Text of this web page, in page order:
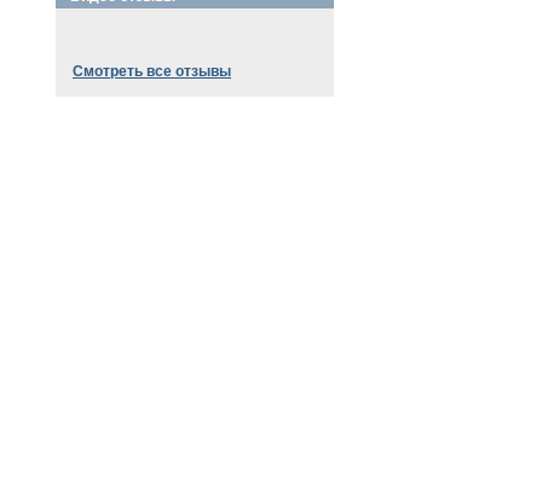
Смотреть все отзывы